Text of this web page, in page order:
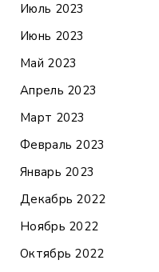
Июль 2023
Июнь 2023
Май 2023
Апрель 2023
Март 2023
Февраль 2023
Январь 2023
Декабрь 2022
Ноябрь 2022
Октябрь 2022